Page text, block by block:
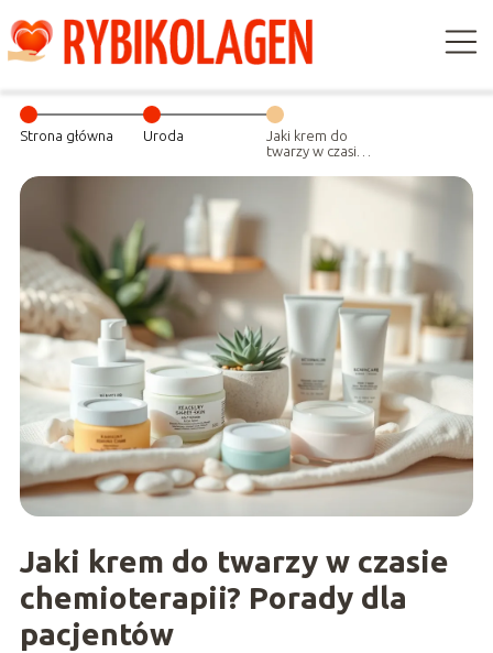
Strona główna Uroda
Jaki krem do
twarzy w czasie
Jaki krem do twarzy w czasie
chemioterapii? Porady dla
pacjentów